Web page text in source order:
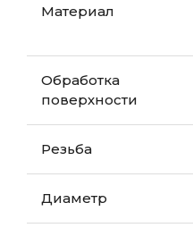
Материал
Обработка
поверхности
Резьба
Диаметр